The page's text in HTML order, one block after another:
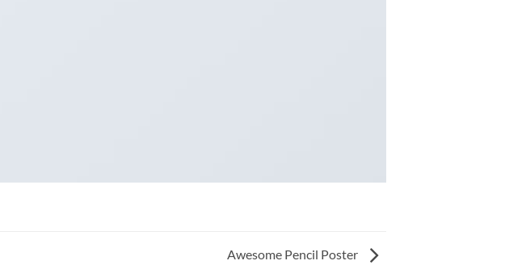
Awesome Pencil Poster